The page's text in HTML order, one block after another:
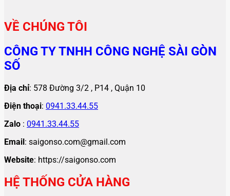
VỀ CHÚNG TÔI
CÔNG TY TNHH CÔNG NGHỆ SÀI GÒN
SỐ
Địa chỉ: 578 Đường 3/2 , P14 , Quận 10
Điện thoại: 0941.33.44.55
Zalo : 0941.33.44.55
Email : saigonso.com@gmail.com
Website: https://saigonso.com
HỆ THỐNG CỬA HÀNG